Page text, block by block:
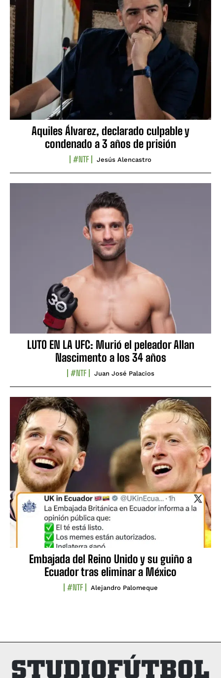
Aquiles Álvarez, declarado culpable y
condenado a 3 años de prisión
#NTF Jesús Alencastro
LUTO EN LA UFC: Murió el peleador Allan
Nascimento a los 34 años
#NTF Juan José Palacios
Embajada del Reino Unido y su guiño a
Ecuador tras eliminar a México
#NTF Alejandro Palomeque